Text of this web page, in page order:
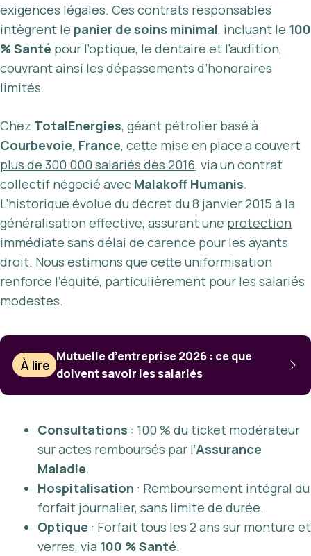
exigences légales. Ces contrats responsables
intègrent le panier de soins minimal, incluant le 100
% Santé pour l’optique, le dentaire et l’audition,
couvrant ainsi les dépassements d’honoraires
limités.
Chez TotalEnergies, géant pétrolier basé à
Courbevoie, France, cette mise en place a couvert
plus de 300 000 salariés dès 2016, via un contrat
collectif négocié avec Malakoff Humanis.
L’historique évolue du décret du 8 janvier 2015 à la
généralisation effective, assurant une protection
immédiate sans délai de carence pour les ayants
droit. Nous estimons que cette uniformisation
renforce l’équité, particulièrement pour les salariés
modestes.
À lire
Mutuelle d’entreprise 2026 : ce que
doivent savoir les salariés
Consultations : 100 % du ticket modérateur
sur actes remboursés par l’Assurance
Maladie.
Hospitalisation : Remboursement intégral du
forfait journalier, sans limite de durée.
Optique : Forfait tous les 2 ans sur monture et
verres, via 100 % Santé.